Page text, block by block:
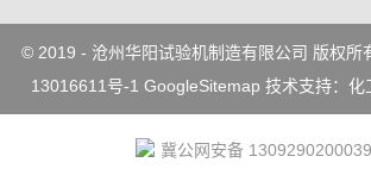
© 2019 - 沧州华阳试验机制造有限公司 版权所
13016611号-1 GoogleSitemap 技术支持： 化
冀公网安备